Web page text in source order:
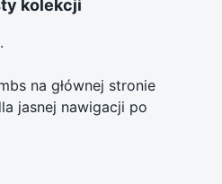
kolekcji
na głównej stronie
jasnej nawigacji po